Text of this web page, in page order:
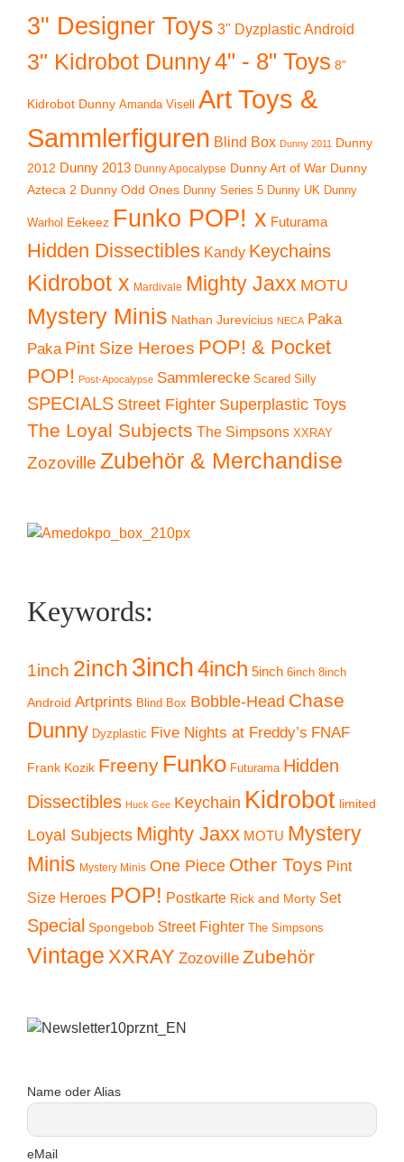
3" Designer Toys 3" Dyzplastic Android
3" Kidrobot Dunny4" - 8" Toys 8"
Kidrobot Dunny Amanda Visell
Art Toys &
Sammlerfiguren Blind Box Dunny 2011
Dunny
2012 Dunny 2013 Dunny Apocalypse Dunny Art of War Dunny
Azteca 2 Dunny Odd Ones Dunny Series 5 Dunny UK Dunny
Warhol Eekeez Funko POP! x Futurama
Hidden Dissectibles Kandy Keychains
Kidrobot x Mardivale Mighty Jaxx MOTU
Mystery Minis Nathan Jurevicius NECA Paka
Paka Pint Size Heroes POP! & Pocket
POP! Post-Apocalypse Sammlerecke Scared Silly
SPECIALS Street Fighter Superplastic Toys
The Loyal Subjects The Simpsons XXRAY
Zozoville Zubehör & Merchandise
Keywords:
1inch 2inch 3inch4inch 5inch 6inch 8inch
Android Artprints Blind Box Bobble-Head Chase
Dunny Dyzplastic Five Nights at Freddy’s FNAF
Frank Kozik Freeny Funko Futurama Hidden
Dissectibles Huck Gee Keychain Kidrobot limited
Loyal Subjects Mighty Jaxx MOTU Mystery
Minis Mystery Minis One Piece Other Toys Pint
Size Heroes POP! Postkarte Rick and Morty Set
Special Spongebob Street Fighter The Simpsons
Vintage XXRAY Zozoville Zubehör
Name oder Alias
eMail